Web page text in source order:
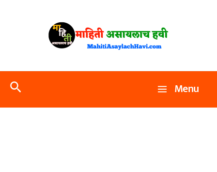
Search Menu